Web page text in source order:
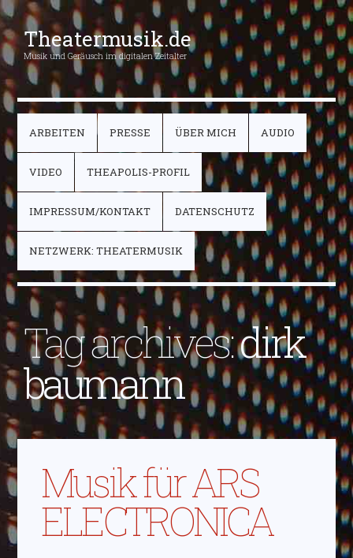
Theatermusik.de
Musik und Geräusch im digitalen Zeitalter
ARBEITEN PRESSE ÜBER MICH AUDIO
VIDEO THEAPOLIS-PROFIL
IMPRESSUM/KONTAKT DATENSCHUTZ
NETZWERK: THEATERMUSIK
Tag archives:dirk
baumann
Musik für ARS
ELECTRONICA